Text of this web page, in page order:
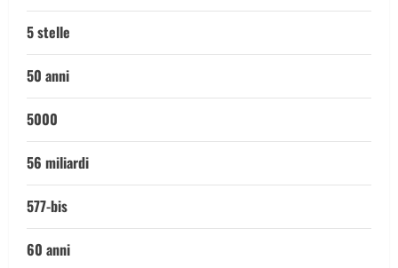
5 stelle
50 anni
5000
56 miliardi
577-bis
60 anni